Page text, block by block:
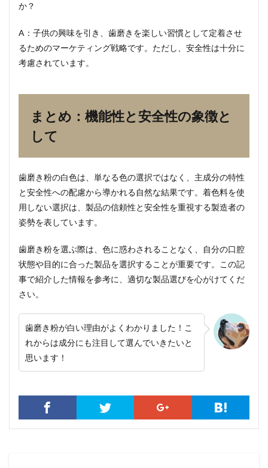
か？
A：子供の興味を引き、歯磨きを楽しい習慣として定着させ
るためのマーケティング戦略です。ただし、安全性は十分に
考慮されています。
まとめ：機能性と安全性の象徴と
して
歯磨き粉の白色は、単なる色の選択ではなく、主成分の特性
と安全性への配慮から導かれる自然な結果です。着色料を使
用しない選択は、製品の信頼性と安全性を重視する製造者の
姿勢を表しています。
歯磨き粉を選ぶ際は、色に惑わされることなく、自分の口腔
状態や目的に合った製品を選択することが重要です。この記
事で紹介した情報を参考に、適切な製品選びを心がけてくだ
さい。
歯磨き粉が白い理由がよくわかりました！こ
れからは成分にも注目して選んでいきたいと
思います！